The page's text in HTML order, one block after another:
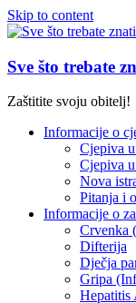
Skip to content
Sve što trebate
Zaštitite svoju obitelj!
Informacije o
Cjepiva
Cjepiva
Nova
Pitanja i
Informacije o
Crvenka
Difterija
Dječja
Gripa
Hepatitis